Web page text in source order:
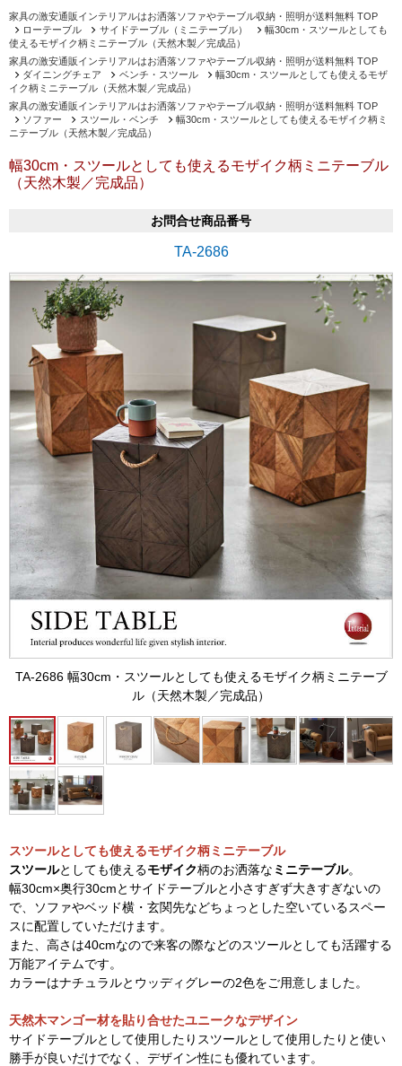
家具の激安通販インテリアルはお洒落ソファやテーブル収納・照明が送料無料 TOP
ローテーブル
サイドテーブル（ミニテーブル）
幅30cm・スツールとしても
使えるモザイク柄ミニテーブル（天然木製／完成品）
家具の激安通販インテリアルはお洒落ソファやテーブル収納・照明が送料無料 TOP
ダイニングチェア
ベンチ・スツール
幅30cm・スツールとしても使えるモザ
イク柄ミニテーブル（天然木製／完成品）
家具の激安通販インテリアルはお洒落ソファやテーブル収納・照明が送料無料 TOP
ソファー
スツール・ベンチ
幅30cm・スツールとしても使えるモザイク柄ミ
ニテーブル（天然木製／完成品）
幅30cm・スツールとしても使えるモザイク柄ミニテーブル
（天然木製／完成品）
お問合せ商品番号
TA-2686
TA-2686 幅30cm・スツールとしても使えるモザイク柄ミニテーブ
ル（天然木製／完成品）
スツールとしても使えるモザイク柄ミニテーブル
スツールとしても使えるモザイク柄のお洒落な ミニテーブル。
幅30cm×奥行30cmとサイドテーブルと小さすぎず大きすぎないの
で、ソファやベッド横・玄関先などちょっとした空いているスペー
スに配置していただけます。
また、高さは40cmなので来客の際などのスツールとしても活躍する
万能アイテムです。
カラーはナチュラルとウッディグレーの2色をご用意しました。
天然木マンゴー材を貼り合せたユニークなデザイン
サイドテーブルとして使用したりスツールとして使用したりと使い
勝手が良いだけでなく、デザイン性にも優れています。